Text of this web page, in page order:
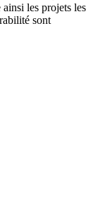
les projets les
sont